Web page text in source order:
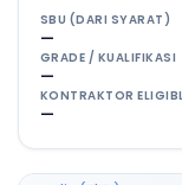
SBU (DARI SYARAT)
—
GRADE / KUALIFIKASI
—
KONTRAKTOR
—